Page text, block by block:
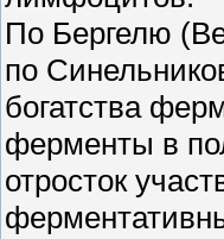
По Бергелю
по
богатства
ферменты в
отросток